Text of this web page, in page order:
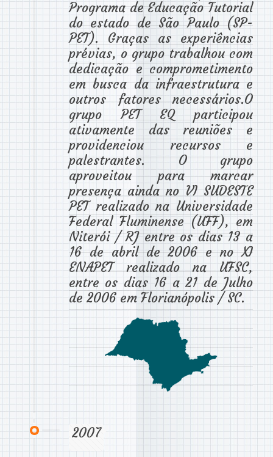
Programa de Educação Tutorial
do estado de São Paulo (SP-
PET). Graças as experiências
prévias, o grupo trabalhou com
dedicação e comprometimento
em busca da infraestrutura e
outros fatores necessários.O
grupo PET EQ participou
ativamente das reuniões e
providenciou recursos e
palestrantes. O grupo
aproveitou para marcar
presença ainda no VI SUDESTE
PET realizado na Universidade
Federal Fluminense (UFF), em
Niterói / RJ entre os dias 13 a
16 de abril de 2006 e no XI
ENAPET realizado na UFSC,
entre os dias 16 a 21 de Julho
de 2006 em Florianópolis / SC.
2007